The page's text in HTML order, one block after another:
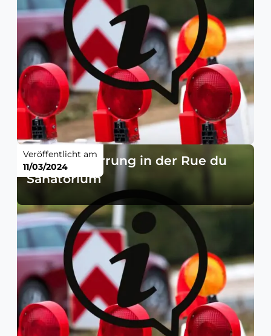
Straßensperrung in der Rue du
Sanatorium
Veröffentlicht am
11/03/2024